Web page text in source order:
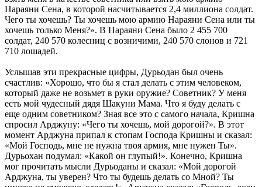
Нараяни Сена, в которой насчитывается 2,4 миллиона солдат.
Чего ты хочешь? Ты хочешь мою армию Нараяни Сена или ты
хочешь только Меня?». В Нараяни Сена было 2 455 700
солдат, 240 570 колесниц с возничими, 240 570 слонов и 721
710 лошадей.
Услышав эти прекрасные цифры, Дурьодан был очень
счастлив: «Хорошо, что бы я стал делать с этим человеком,
который даже не возьмет в руки оружие? Советник? У меня
есть мой чудесный дядя Шакуни Мама. Что я буду делать с
еще одним советником? Зная все это с самого начала, Кришна
спросил Арджуну: «Чего ты хочешь, мой дорогой?». В этот
момент Арджуна припал к стопам Господа Кришны и сказал:
«Мой Господь, мне не нужна твоя армия, мне нужен Ты».
Дурьохан подумал: «Какой он глупый!». Конечно, Кришна
мог прочитать мысли Дурьоданы и сказал: «Мой дорогой
Арджуна, ты уверен? Что ты будешь делать со Мной? Ты